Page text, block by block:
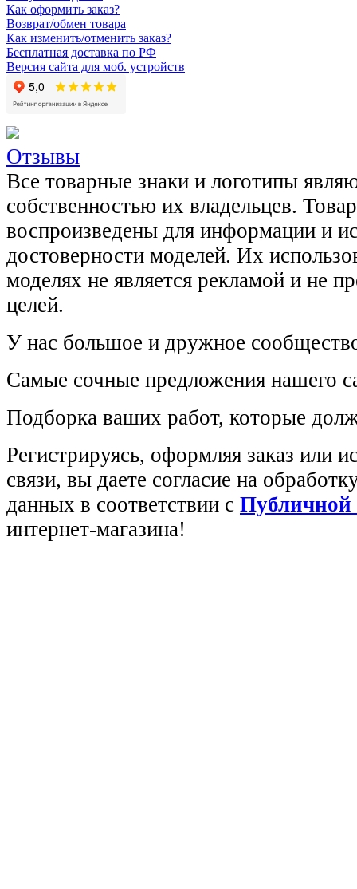
Как оформить заказ?
Возврат/обмен товара
Как изменить/отменить заказ?
Бесплатная доставка по РФ
Версия сайта для моб. устройств
Отзывы
Все товарные знаки и логотипы
собственностью их владельцев.
воспроизведены для информации и
достоверности моделей. Их
моделях не является рекламой и не
целей.
У нас большое и дружное
Самые сочные предложения нашего
Подборка ваших работ, которые
Регистрируясь, оформляя заказ или
связи, вы даете согласие на
данных в соответствии с Публичной
интернет-магазина!